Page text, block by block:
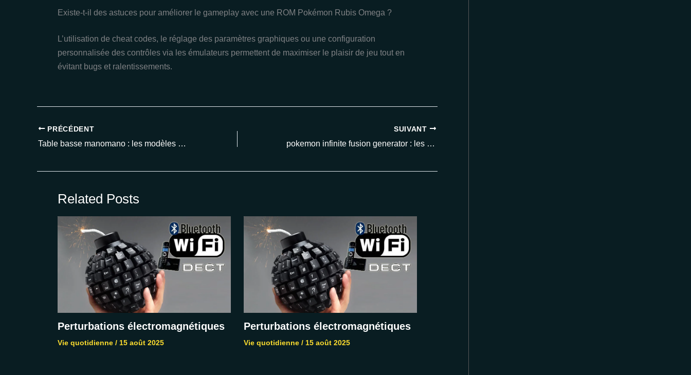
Existe-t-il des astuces pour améliorer le gameplay avec une ROM Pokémon Rubis Omega ?
L’utilisation de cheat codes, le réglage des paramètres graphiques ou une configuration
personnalisée des contrôles via les émulateurs permettent de maximiser le plaisir de jeu tout en
évitant bugs et ralentissements.
PRÉCÉDENT
Table basse manomano : les modèles tendance et pas chers à découvrir en 2025
SUIVANT
pokemon infinite fusion generator : les meilleures astuces pour créer des fusions incroyables en 2025
Related Posts
Perturbations électromagnétiques
Vie quotidienne / 15 août 2025
Perturbations électromagnétiques
Vie quotidienne / 15 août 2025